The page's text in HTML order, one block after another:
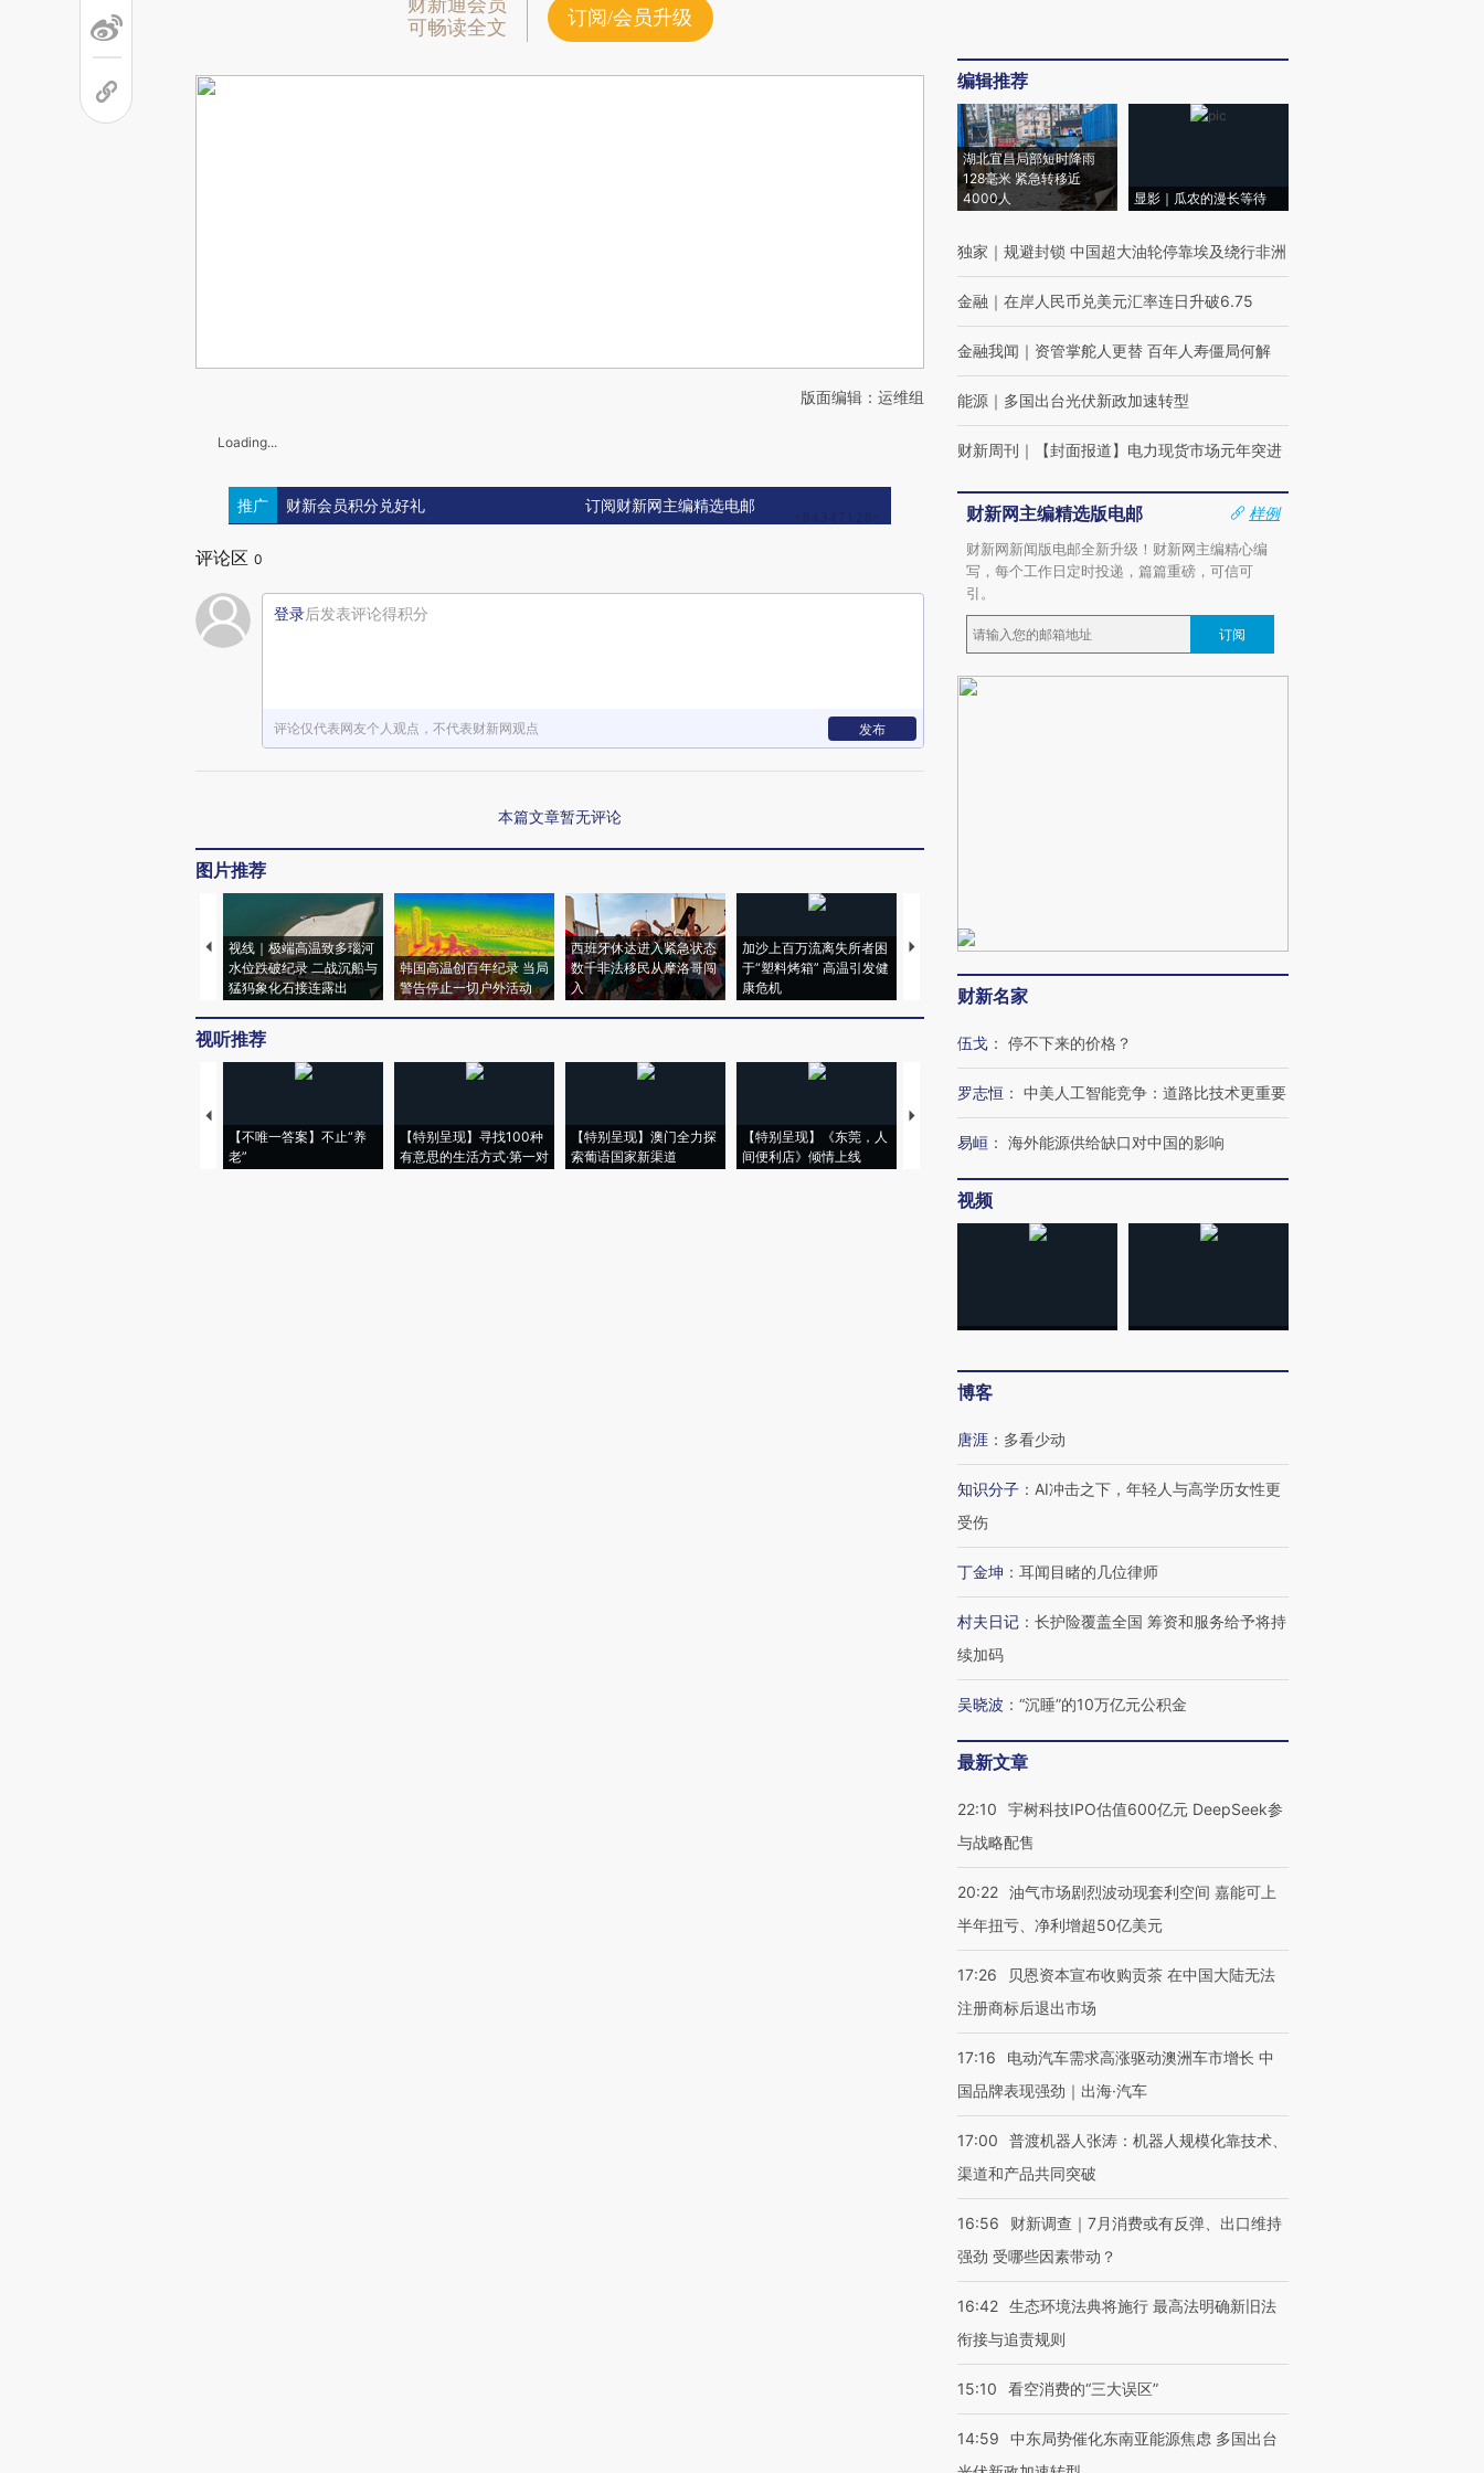
财新通会员
可畅读全文
订阅/会员升级
版面编辑：运维组
Loading...
推广 财新会员积分兑好礼 订阅财新网主编精选电邮
评论区 0
登录后发表评论得积分
评论仅代表网友个人观点，不代表财新网观点 发布
本篇文章暂无评论
图片推荐
视线｜极端高温致多瑙河
水位跌破纪录 二战沉船与
猛犸象化石接连露出
韩国高温创百年纪录 当局
警告停止一切户外活动
西班牙休达进入紧急状态
数千非法移民从摩洛哥闯
入
加沙上百万流离失所者困
于“塑料烤箱” 高温引发健
康危机
视线｜HYROX的吸金
心“花钱找虐”？
马航飞行员跨国走私7万
视线｜被称为“蟑螂”的印
视听推荐
【不唯一答案】不止“养
老”
【特别呈现】寻找100种
有意思的生活方式·第一对
【特别呈现】澳门全力探
索葡语国家新渠道
【特别呈现】《东莞，人
间便利店》倾情上线
【推广】走进第四届链博
会，让数智科技“链”接产
【特别呈现】寻找100种
【商旅对话】华住集团
编辑推荐
湖北宜昌局部短时降雨
128毫米 紧急转移近
4000人
显影｜瓜农的漫长等待
独家 ｜ 规避封锁 中国超大油轮停靠埃及绕行非洲
金融 ｜ 在岸人民币兑美元汇率连日升破6.75
金融我闻 ｜ 资管掌舵人更替 百年人寿僵局何解
能源 ｜ 多国出台光伏新政加速转型
财新周刊 ｜ 【封面报道】电力现货市场元年突进
财新网主编精选版电邮
样例
财新网新闻版电邮全新升级！财新网主编精心编
写，每个工作日定时投递，篇篇重磅，可信可
引。
订阅
财新名家
伍戈 ： 停不下来的价格？
罗志恒 ： 中美人工智能竞争：道路比技术更重要
易峘 ： 海外能源供给缺口对中国的影响
视频
博客
唐涯 ： 多看少动
知识分子 ： AI冲击之下，年轻人与高学历女性更
受伤
丁金坤 ： 耳闻目睹的几位律师
村夫日记 ： 长护险覆盖全国 筹资和服务给予将持
续加码
吴晓波 ： “沉睡”的10万亿元公积金
最新文章
22:10
宇树科技IPO估值600亿元 DeepSeek参
与战略配售
20:22 油气市场剧烈波动现套利空间 嘉能可上
半年扭亏、净利增超50亿美元
17:26
贝恩资本宣布收购贡茶 在中国大陆无法
注册商标后退出市场
17:16
电动汽车需求高涨驱动澳洲车市增长 中
国品牌表现强劲｜出海·汽车
17:00
普渡机器人张涛：机器人规模化靠技术、
渠道和产品共同突破
16:56
财新调查｜7月消费或有反弹、出口维持
强劲 受哪些因素带动？
16:42 生态环境法典将施行 最高法明确新旧法
衔接与追责规则
15:10 看空消费的“三大误区”
14:59
中东局势催化东南亚能源焦虑 多国出台